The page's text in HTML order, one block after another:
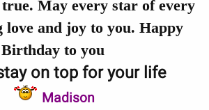
true. May every star of every
and joy to you. Happy
Birthday to you
on top for your life
Madison